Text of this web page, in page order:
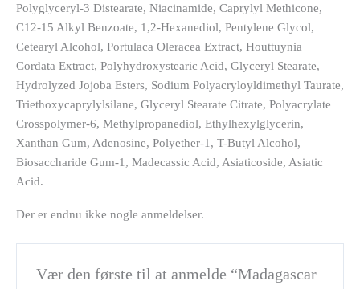
Polyglyceryl-3 Distearate, Niacinamide, Caprylyl Methicone,
C12-15 Alkyl Benzoate, 1,2-Hexanediol, Pentylene Glycol,
Cetearyl Alcohol, Portulaca Oleracea Extract, Houttuynia
Cordata Extract, Polyhydroxystearic Acid, Glyceryl Stearate,
Hydrolyzed Jojoba Esters, Sodium Polyacryloyldimethyl Taurate,
Triethoxycaprylylsilane, Glyceryl Stearate Citrate, Polyacrylate
Crosspolymer-6, Methylpropanediol, Ethylhexylglycerin,
Xanthan Gum, Adenosine, Polyether-1, T-Butyl Alcohol,
Biosaccharide Gum-1, Madecassic Acid, Asiaticoside, Asiatic
Acid.
Der er endnu ikke nogle anmeldelser.
Vær den første til at anmelde “Madagascar